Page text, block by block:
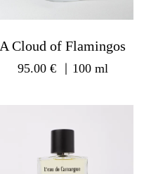
A Cloud of Flamingos
95.00 € ｜100 ml